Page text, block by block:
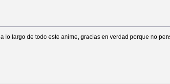
lo largo de todo este anime, gracias en verdad porque no